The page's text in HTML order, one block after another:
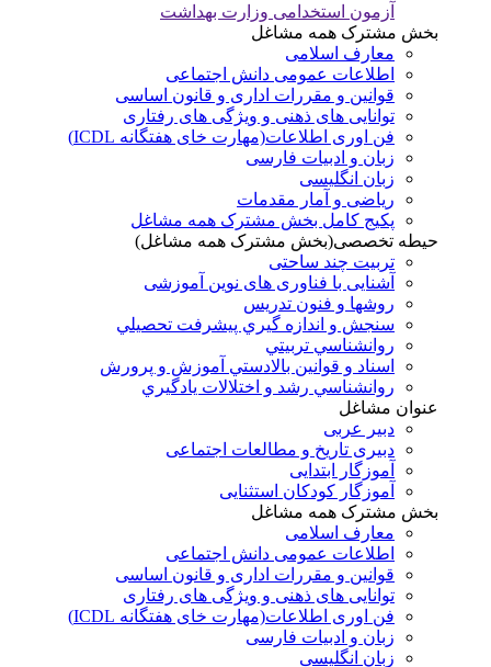
آزمون استخدامی وزارت بهداشت
بخش مشترک همه مشاغل
معارف اسلامی
اطلاعات عمومی دانش اجتماعی
قوانین و مقررات اداری و قانون اساسی
توانایی های ذهنی و ویژگی های رفتاری
فن اوری اطلاعات(مهارت خای هفتگانه ICDL)
زبان و ادبیات فارسی
زبان انگلیسی
ریاضی و آمار مقدمات
پکیج کامل بخش مشترک همه مشاغل
حیطه تخصصی(بخش مشترک همه مشاغل)
تربیت چند ساحتی
آشنایی با فناوری های نوین آموزشی
روشها و فنون تدريس
سنجش و اندازه گيري پيشرفت تحصيلي
روانشناسي تربيتي
اسناد و قوانين بالادستي آموزش و پرورش
روانشناسي رشد و اختلالات يادگيري
عنوان مشاغل
دبير عربی
دبیری تاریخ و مطالعات اجتماعی
آموزگار ابتدایی
آموزگار کودکان استثنایی
بخش مشترک همه مشاغل
معارف اسلامی
اطلاعات عمومی دانش اجتماعی
قوانین و مقررات اداری و قانون اساسی
توانایی های ذهنی و ویژگی های رفتاری
فن اوری اطلاعات(مهارت خای هفتگانه ICDL)
زبان و ادبیات فارسی
زبان انگلیسی